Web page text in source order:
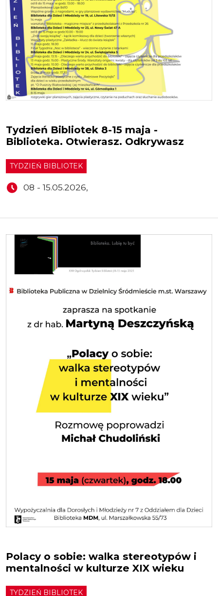
Tydzień Bibliotek 8-15 maja -
Biblioteka. Otwierasz. Odkrywasz
TYDZIEŃ BIBLIOTEK
08 - 15.05.2026,
Polacy o sobie: walka stereotypów i
mentalności w kulturze XIX wieku
TYDZIEŃ BIBLIOTEK